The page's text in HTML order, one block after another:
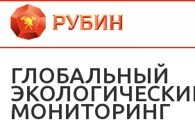
ГЛОБАЛЬНЫЙ
МОНИТОРИНГ